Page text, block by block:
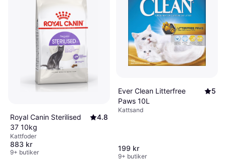
Royal Canin Sterilised
37 10kg
4.8
Kattfoder
883 kr
9+ butiker
Ever Clean Litterfree
Paws 10L
5
Kattsand
199 kr
9+ butiker